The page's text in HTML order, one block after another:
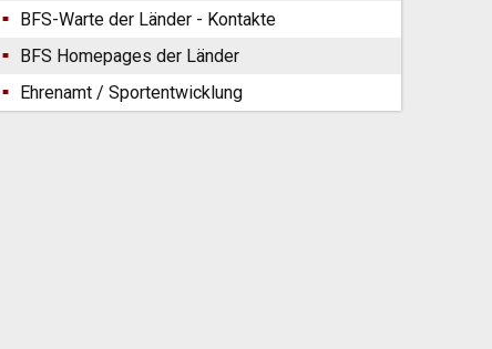
BFS-Warte der Länder - Kontakte
BFS Homepages der Länder
Ehrenamt / Sportentwicklung